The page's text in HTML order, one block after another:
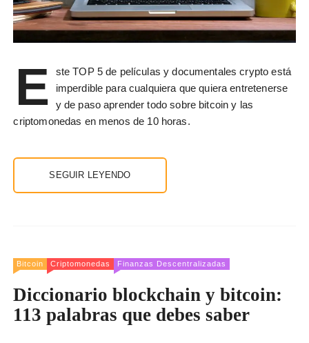
E
ste TOP 5 de películas y documentales crypto está
imperdible para cualquiera que quiera entretenerse
y de paso aprender todo sobre bitcoin y las
criptomonedas en menos de 10 horas.
SEGUIR LEYENDO
Bitcoin Criptomonedas Finanzas Descentralizadas
Diccionario blockchain y bitcoin:
113 palabras que debes saber